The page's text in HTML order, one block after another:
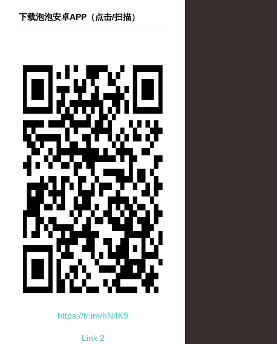
下载泡泡安卓APP（点击/扫描）
https://tr.im/hN4K9
Link 2